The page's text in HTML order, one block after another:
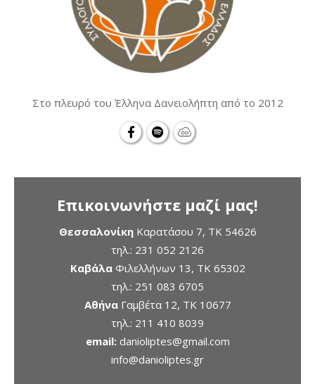
Στο πλευρό του Έλληνα Δανειολήπτη από το 2012
Επικοινωνήστε μαζί μας!
ΘεσσαλονίκηΚαρατάσου 7, TK 54626
τηλ.: 231 052 2126
ΚαβάλαΦιλελλήνων 13, ΤΚ 65302
τηλ.: 251 083 6705
ΑθήναΓαμβέτα 12, ΤΚ 10677
τηλ.: 211 410 8039
email: danioliptes@gmail.com
info@danioliptes.gr